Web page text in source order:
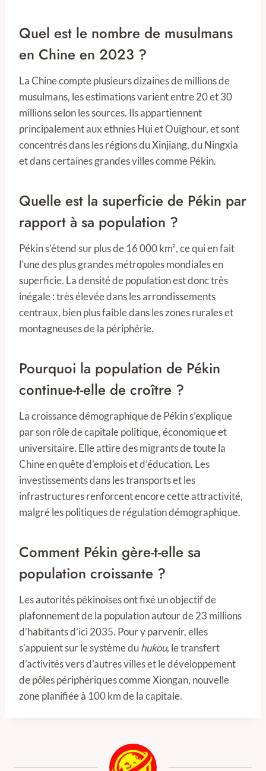
Quel est le nombre de musulmans
en Chine en 2023 ?
La Chine compte plusieurs dizaines de millions de
musulmans, les estimations varient entre 20 et 30
millions selon les sources. Ils appartiennent
principalement aux ethnies Hui et Ouïghour, et sont
concentrés dans les régions du Xinjiang, du Ningxia
et dans certaines grandes villes comme Pékin.
Quelle est la superficie de Pékin par
rapport à sa population ?
Pékin s’étend sur plus de 16 000 km², ce qui en fait
l’une des plus grandes métropoles mondiales en
superficie. La densité de population est donc très
inégale : très élevée dans les arrondissements
centraux, bien plus faible dans les zones rurales et
montagneuses de la périphérie.
Pourquoi la population de Pékin
continue-t-elle de croître ?
La croissance démographique de Pékin s’explique
par son rôle de capitale politique, économique et
universitaire. Elle attire des migrants de toute la
Chine en quête d’emplois et d’éducation. Les
investissements dans les transports et les
infrastructures renforcent encore cette attractivité,
malgré les politiques de régulation démographique.
Comment Pékin gère-t-elle sa
population croissante ?
Les autorités pékinoises ont fixé un objectif de
plafonnement de la population autour de 23 millions
d’habitants d’ici 2035. Pour y parvenir, elles
s’appuient sur le système duhukou, le transfert
d’activités vers d’autres villes et le développement
de pôles périphériques comme Xiongan, nouvelle
zone planifiée à 100 km de la capitale.